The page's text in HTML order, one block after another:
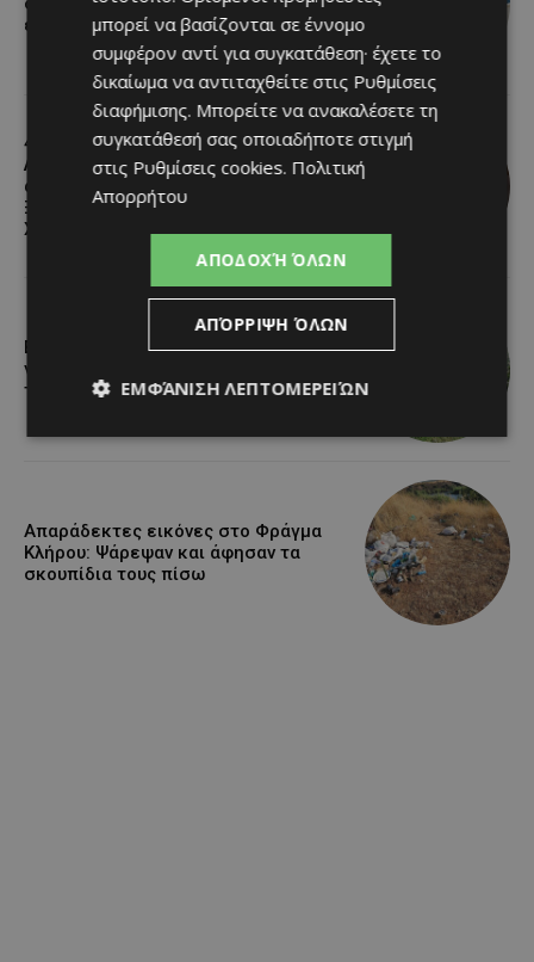
εμφάνιση
44ο ΦΕΣΤΙΒΑΛ ΛΕΥΚΑΡΩΝ: Τα
Λεύκαρα τίμησαν έναν δικό τους
άνθρωπο – Το όνομα του Σάββα
Ξενοφώντος στο Κέντρο
Χειροτεχνίας Λευκάρων
Εκεί που το φουντούκι γίνεται
γιορτή: Ο Πολύστυπος στήνει (ξανά)
το δικό του καλοκαιρινό γλέντι
Απαράδεκτες εικόνες στο Φράγμα
Κλήρου: Ψάρεψαν και άφησαν τα
σκουπίδια τους πίσω
μπορεί να βασίζονται σε έννομο
συμφέρον αντί για συγκατάθεση· έχετε το
δικαίωμα να αντιταχθείτε στις Ρυθμίσεις
διαφήμισης. Μπορείτε να ανακαλέσετε τη
συγκατάθεσή σας οποιαδήποτε στιγμή
στις Ρυθμίσεις cookies. Πολιτική
Απορρήτου
ΑΠΟΔΟΧΉ ΌΛΩΝ
ΑΠΌΡΡΙΨΗ ΌΛΩΝ
ΕΜΦΆΝΙΣΗ ΛΕΠΤΟΜΕΡΕΙΏΝ